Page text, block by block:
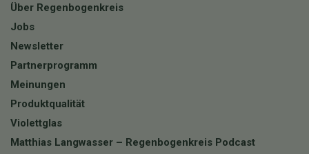
Über Regenbogenkreis
Jobs
Newsletter
Partnerprogramm
Meinungen
Produktqualität
Violettglas
Matthias Langwasser – Regenbogenkreis Podcast